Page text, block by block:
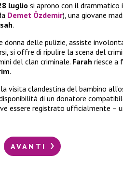
luglio si aprono con il drammatico
Demet Özdemir), una giovane
.
delle pulizie, assiste
si offre di ripulire la scena del
del clan criminale. Farah riesce a
.
visita clandestina del bambino
di un donatore
essere registrato ufficialmente –
AVANTI